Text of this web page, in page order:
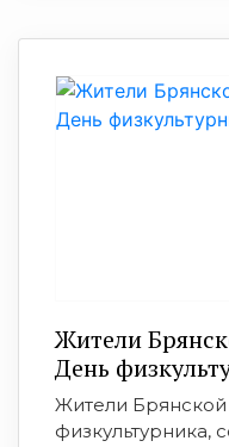
Жители
День
Жители
физкультурника,